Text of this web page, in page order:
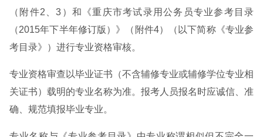
（附件2、3）和《重庆市考试录用公务员专业参考目录
（2015年下半年修订版）》（附件4）（以下简称《专业参
考目录》）进行专业资格审核。
专业资格审查以毕业证书（不含辅修专业或辅修学位专业相
关证书）载明的专业名称为准。报考人员报名时应诚信、准
确、规范填报毕业专业。